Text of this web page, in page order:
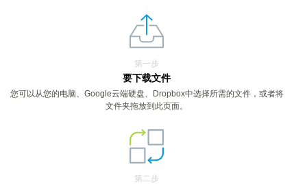
第一步
要下载文件
您可以从您的电脑、Google云端硬盘、Dropbox中选择所需的文件，或者将
文件夹拖放到此页面。
第二步